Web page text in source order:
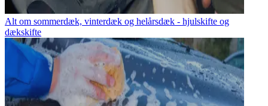
Alt om sommerdæk, vinterdæk og helårsdæk - hjulskifte og
dækskifte